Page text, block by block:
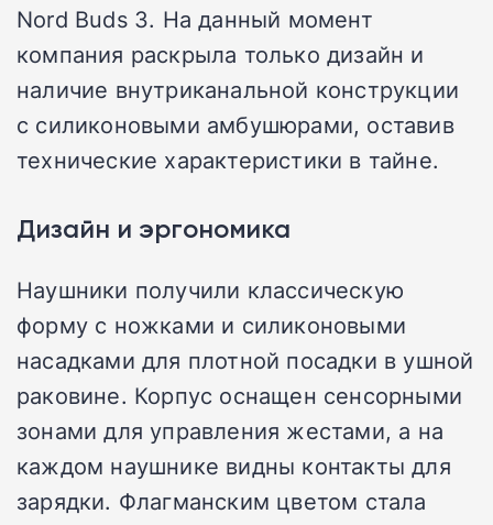
Nord Buds 3. На данный момент
компания раскрыла только дизайн и
наличие внутриканальной конструкции
с силиконовыми амбушюрами, оставив
технические характеристики в тайне.
Дизайн и эргономика
Наушники получили классическую
форму с ножками и силиконовыми
насадками для плотной посадки в ушной
раковине. Корпус оснащен сенсорными
зонами для управления жестами, а на
каждом наушнике видны контакты для
зарядки. Флагманским цветом стала